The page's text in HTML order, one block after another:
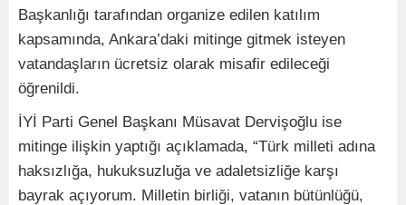
Başkanlığı tarafından organize edilen katılım
kapsamında, Ankara’daki mitinge gitmek isteyen
vatandaşların ücretsiz olarak misafir edileceği
öğrenildi.
İYİ Parti Genel Başkanı Müsavat Dervişoğlu ise
mitinge ilişkin yaptığı açıklamada, “Türk milleti adına
haksızlığa, hukuksuzluğa ve adaletsizliğe karşı
bayrak açıyorum. Milletin birliği, vatanın bütünlüğü,